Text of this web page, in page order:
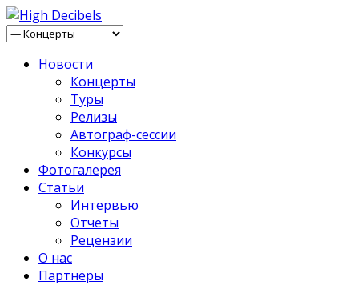
Новости
Концерты
Туры
Релизы
Автограф-сессии
Конкурсы
Фотогалерея
Статьи
Интервью
Отчеты
Рецензии
О нас
Партнёры